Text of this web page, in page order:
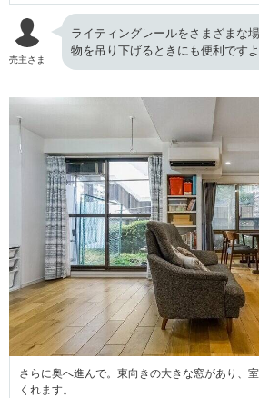
売主さま
ライティングレールをさまざまな
物を吊り下げるときにも便利ですよ
さらに奥へ進んで。東向きの大きな窓があり、
くれます。